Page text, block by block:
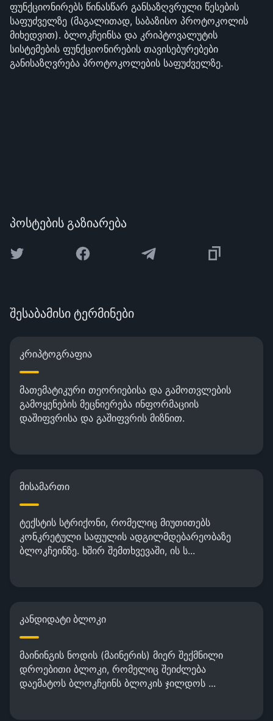
ფუნქციონირებს წინასწარ განსაზღვრული წესების
საფუძველზე (მაგალითად, საბაზისო პროტოკოლის
მიხედვით). ბლოკჩეინსა და კრიპტოვალუტის
სისტემების ფუნქციონირების თავისებურებები
განისაზღვრება პროტოკოლების საფუძველზე.
პოსტების გაზიარება
შესაბამისი ტერმინები
კრიპტოგრაფია
მათემატიკური თეორიებისა და გამოთვლების
გამოყენების მეცნიერება ინფორმაციის
დაშიფვრისა და გაშიფვრის მიზნით.
მისამართი
ტექსტის სტრიქონი, რომელიც მიუთითებს
კონკრეტული საფულის ადგილმდებარეობაზე
ბლოკჩეინზე. ხშირ შემთხვევაში, ის ს...
კანდიდატი ბლოკი
მაინინგის ნოდის (მაინერის) მიერ შექმნილი
დროებითი ბლოკი, რომელიც შეიძლება
დაემატოს ბლოკჩეინს ბლოკის ჯილდოს ...